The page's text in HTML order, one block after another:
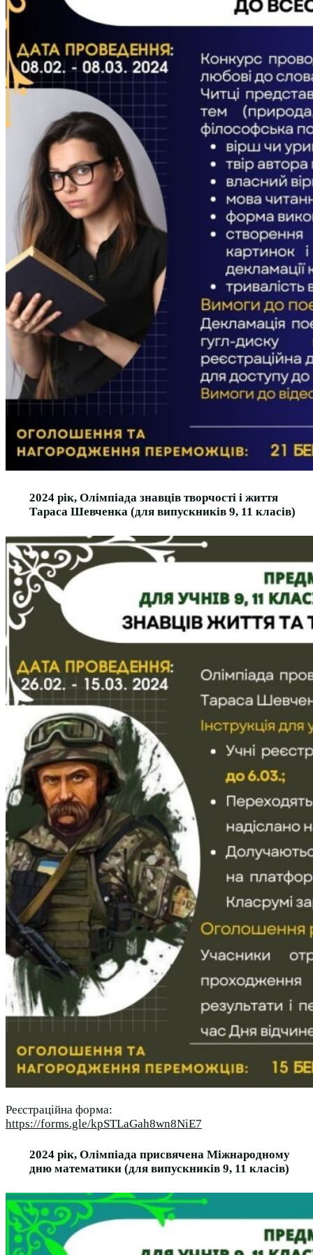
Студентам
Денна форма навчання
Заочна форма навчання
Документація. Карантин
Документація. Воєнний стан
Центр кар’єри та працевлаштування
Центр дуальної освіти
Неформальна та інформальна освіта
Міжнародне співробітництво
Міжнародне співробітництво для викладачів
Міжнародне співробітництво для студентів
Угоди та договори
Вісник
Контакти
Публічність
Кваліфікаційний центр МФК
Нормативно-правова база
Форма заяви здобувача
Перелік професій
Професійні стандарти
Майстри сервісних центрів
Про формальну, неформальну та інформальну освіту
2024 рік, Олімпіада знавців творчості і життя
Тараса Шевченка (для випускників 9, 11 класів)
Реєстраційна форма:
https://forms.gle/kpSTLaGah8wn8NiE7
2024 рік, Олімпіада присвячена Міжнародному
дню математики (для випускників 9, 11 класів)